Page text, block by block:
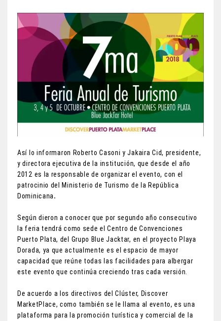
Así lo informaron Roberto Casoni y Jakaira Cid, presidente,
y directora ejecutiva de la institución, que desde el año
2012 es la responsable de organizar el evento, con el
patrocinio del Ministerio de Turismo de la República
Dominicana.
Según dieron a conocer que por segundo año consecutivo
la feria tendrá como sede el Centro de Convenciones
Puerto Plata, del Grupo Blue Jacktar, en el proyecto Playa
Dorada, ya que actualmente es el espacio de mayor
capacidad que reúne todas las facilidades para albergar
este evento que continúa creciendo tras cada versión.
De acuerdo a los directivos del Clúster, Discover
MarketPlace, como también se le llama al evento, es una
plataforma para la promoción turística y comercial de la